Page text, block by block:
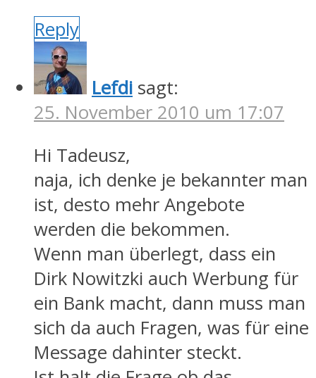
Reply
Lefdi sagt:
25. November 2010 um 17:07
Hi Tadeusz,
naja, ich denke je bekannter man
ist, desto mehr Angebote
werden die bekommen.
Wenn man überlegt, dass ein
Dirk Nowitzki auch Werbung für
ein Bank macht, dann muss man
sich da auch Fragen, was für eine
Message dahinter steckt.